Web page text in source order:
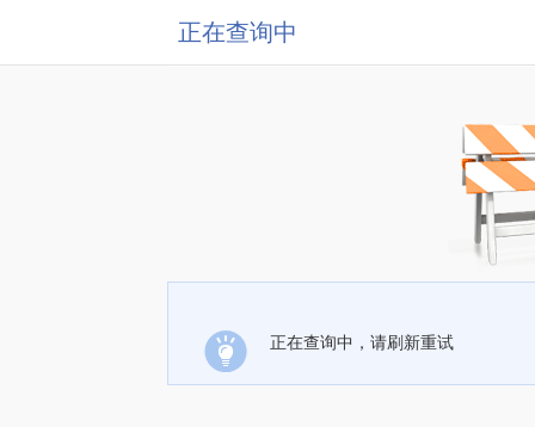
正在查询中
正在查询中，请刷新重试